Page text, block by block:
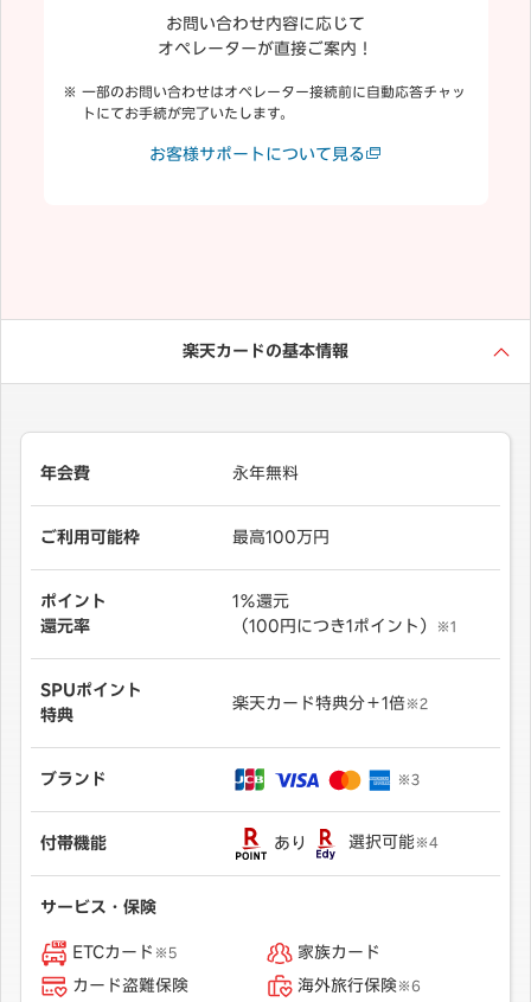
お問い合わせ内容に応じて
オペレーターが直接ご案内！
一部のお問い合わせはオペレーター接続前に自動応答チャッ
トにてお手続が完了いたします。
お客様サポートについて見る
楽天カードの基本情報
年会費 永年無料
ご利用可能枠 最高100万円
ポイント
還元率
1％還元
（100円につき1ポイント）
※1
SPUポイント
特典
楽天カード特典分＋1倍※2
ブランド ※3
付帯機能 あり 選択可能※4
サービス・保険
ETCカード ※5
家族カード
カード盗難保険
海外旅行保険※6